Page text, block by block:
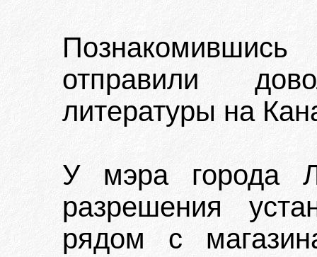
отправили
литературы на
У мэра города
разрешения
рядом с